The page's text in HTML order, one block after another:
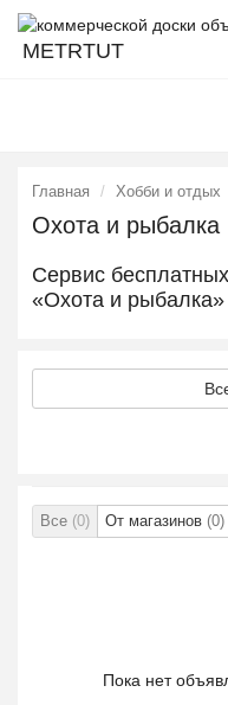
METRTUT
Главная Хобби и отдых
Охота и рыбалка
Сервис
«Охота и рыбалка»
Все (0) От магазинов (0)
Пока нет